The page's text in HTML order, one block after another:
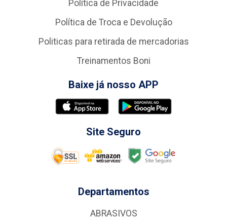
Política de Privacidade
Política de Troca e Devolução
Politicas para retirada de mercadorias
Treinamentos Boni
Baixe já nosso APP
Site Seguro
Departamentos
ABRASIVOS